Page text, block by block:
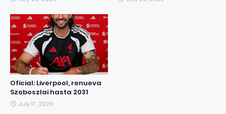
Oficial: Liverpool, renueva
Szoboszlai hasta 2031
July 17, 2026